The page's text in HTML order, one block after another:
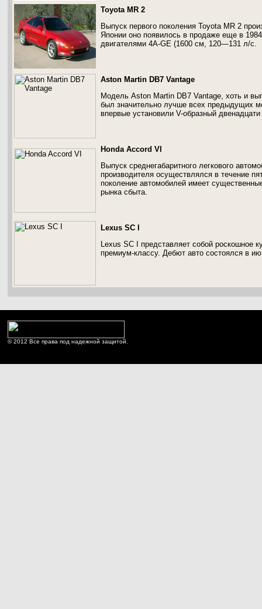
Toyota MR 2
Выпуск первого поколения Toyota MR 2
Японии оно появилось в продаже еще в
двигателями 4A-GE (1600 см, 120—131 л/с.
Aston Martin DB7 Vantage
Модель Aston Martin DB7 Vantage, хоть и
был значительно лучше всех предыдущих
впервые установили V-образный
Honda Accord VI
Выпуск среднегабаритного легкового
производителя осуществлялся в течение
поколение автомобилей имеет
рынка сбыта.
Lexus SC I
Lexus SC I представляет собой роскошное
премиум-классу. Дебют авто состоялся в
© 2012 Все права под надежной защитой.